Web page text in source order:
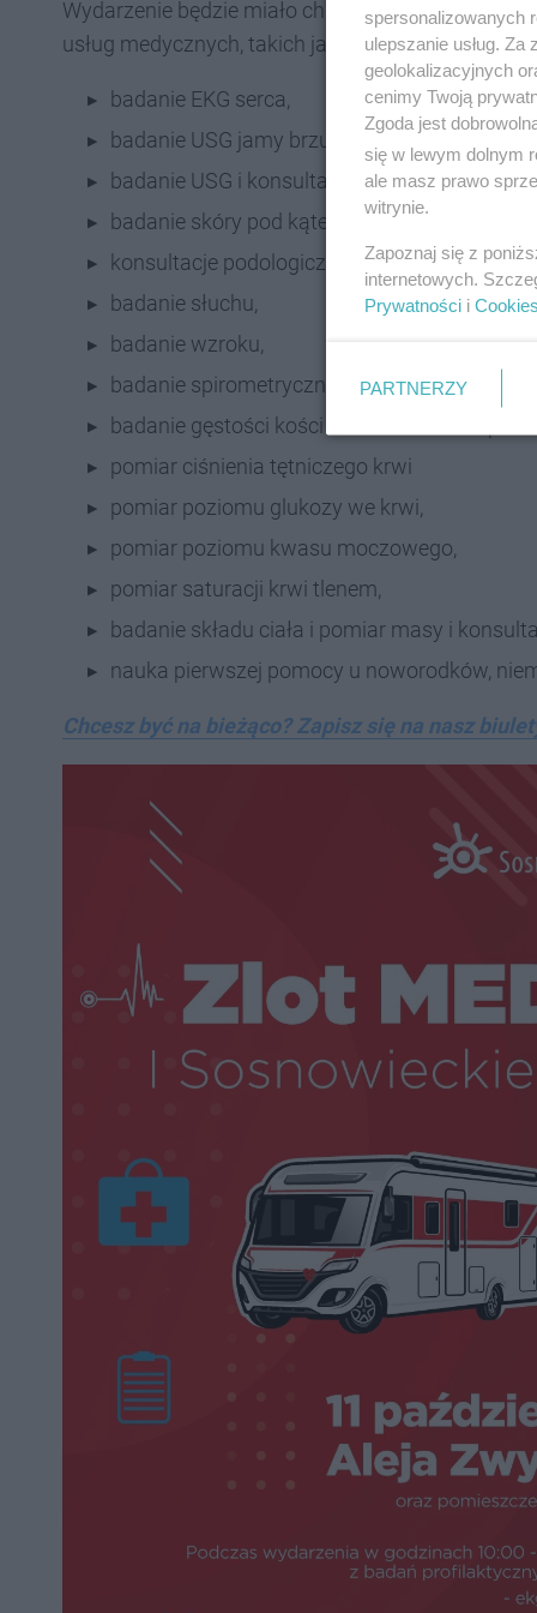
Wydarzenie będzie miało charakter otwarty a
usług medycznych, takich jak:
badanie EKG serca,
badanie USG jamy brzusznej, tarczycy, piersi,
badanie USG i konsultacje urologiczne,
badanie skóry pod kątem zmian
konsultacje podologiczne i diagnostyka
badanie słuchu,
badanie wzroku,
badanie spirometryczne,
badanie gęstości kości w kierunku
pomiar ciśnienia tętniczego krwi
pomiar poziomu glukozy we krwi,
pomiar poziomu kwasu moczowego,
pomiar saturacji krwi tlenem,
badanie składu ciała i pomiar masy i
nauka pierwszej pomocy u noworodków,
Chcesz być na bieżąco? Zapisz się na nasz
spersonalizowanych
ulepszanie usług.
geolokalizacyjnych
cenimy Twoją
Zgoda jest
się w lewym dolnym
ale masz prawo
witrynie.
Zapoznaj się z
internetowych.
Prywatności i Cookies
PARTNERZY